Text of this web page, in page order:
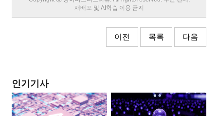
재배포 및 AI학습 이용 금지
이전 목록 다음
인기기사